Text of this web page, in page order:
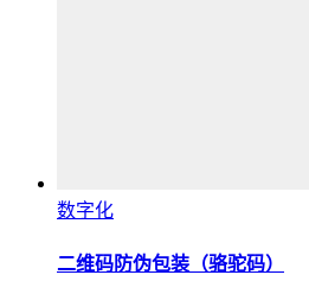
数字化
二维码防伪包装（骆驼码）